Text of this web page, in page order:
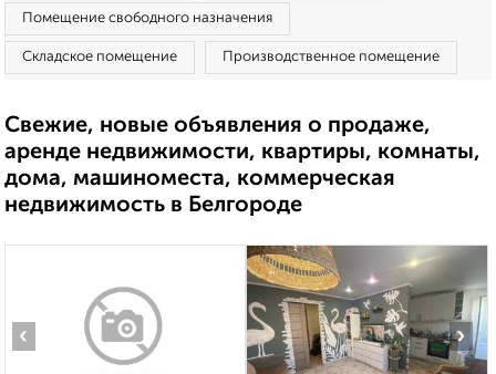
Помещение свободного назначения
Складское помещение Производственное помещение
Свежие, новые объявления о продаже,
аренде недвижимости, квартиры, комнаты,
дома, машиноместа, коммерческая
недвижимость в Белгороде
‹ ›